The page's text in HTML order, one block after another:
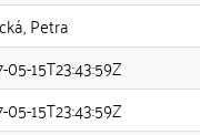
Petra
05-15T23:43:59Z
05-15T23:43:59Z